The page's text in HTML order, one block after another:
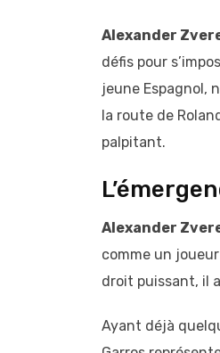
Alexander
défis pour
jeune Espagnol,
la route de
palpitant.
Alexander
comme un
droit puissant, il
Ayant déjà